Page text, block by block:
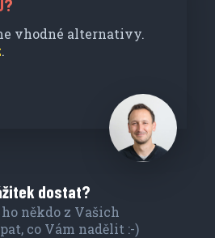
vhodné alternativy.
.
dostat?
někdo z Vašich
co Vám nadělit :-)